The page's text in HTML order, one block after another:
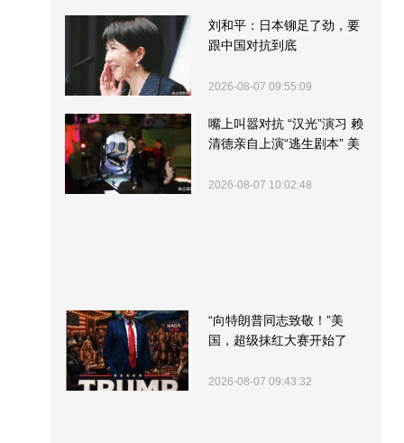
刘和平：日本铆足了劲，要
跟中国对抗到底
2026-08-07 09:55:09
嘴上叫嚣对抗 “汉光”演习 赖
清德亲自上演“逃生剧本” 美
2026-08-07 10:02:48
“向特朗普同志致敬！”美
国，超级抹红大赛开始了
2026-08-07 09:43:32